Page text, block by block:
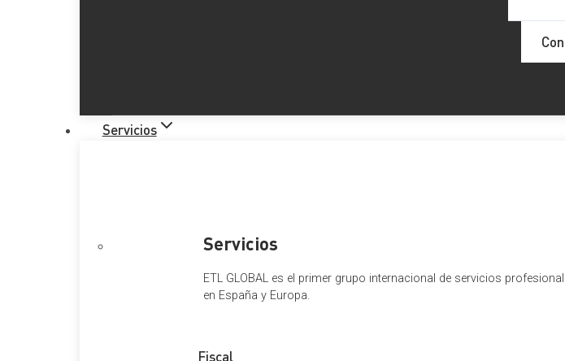
Servicios
Servicios
ETL GLOBAL es el primer grupo internacional de servicios
en España y Europa.
Fiscal